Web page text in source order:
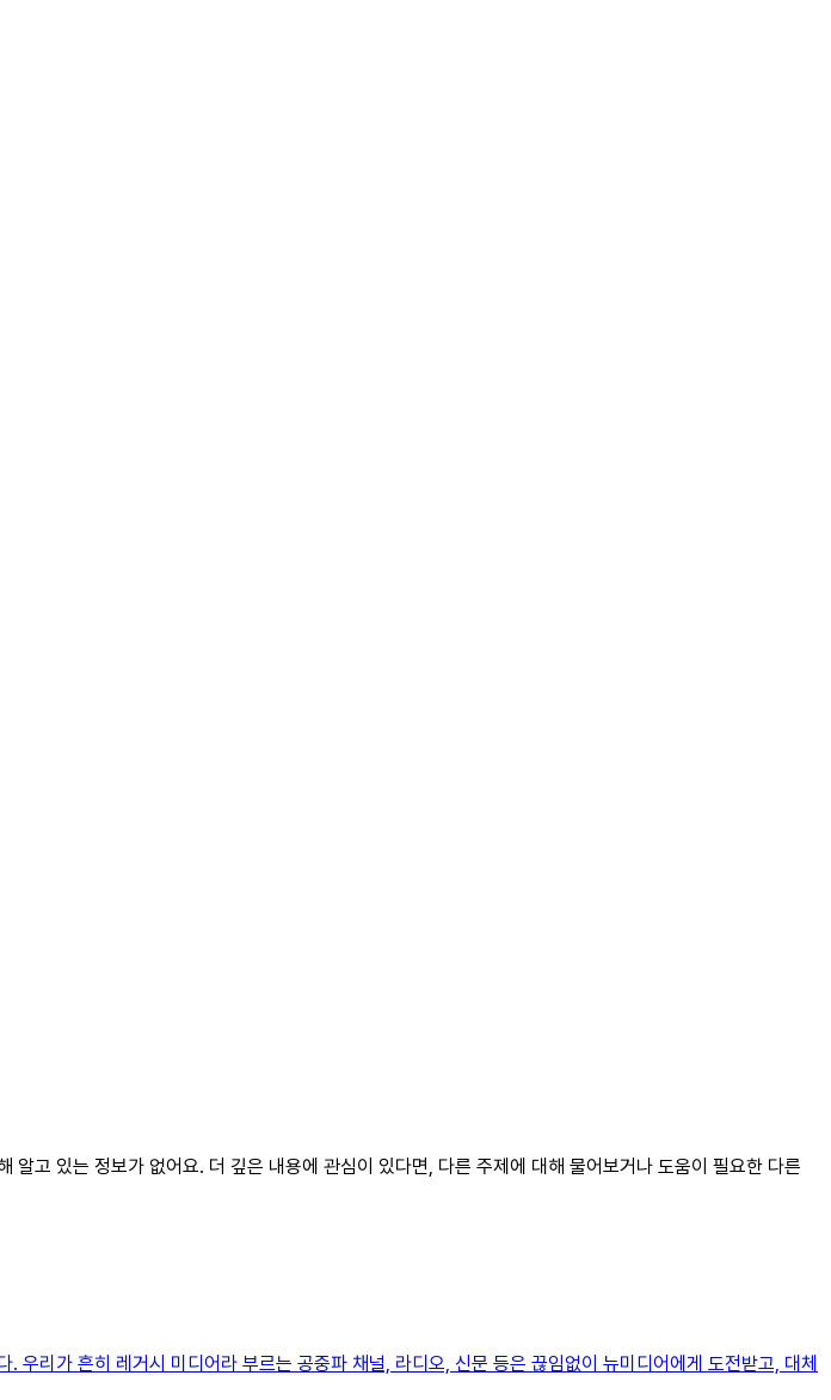
고 있는 정보가 없어요. 더 깊은 내용에 관심이 있다면, 다른 주제에 대해 물어보거나 도움이 필요한 다른
리가 흔히 레거시 미디어라 부르는 공중파 채널, 라디오, 신문 등은 끊임없이 뉴미디어에게 도전받고, 대체